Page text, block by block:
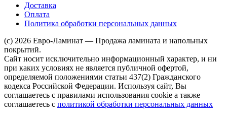
Доставка
Оплата
Политика обработки персональных данных
(c) 2026 Евро-Ламинат — Продажа ламината и напольных
покрытий.
Сайт носит исключительно информационный характер, и ни
при каких условиях не является публичной офертой,
определяемой положениями статьи 437(2) Гражданского
кодекса Российской Федерации. Используя сайт, Вы
соглашаетесь с правилами использования cookie а также
соглашаетесь с политикой обработки персональных данных